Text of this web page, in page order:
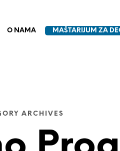
O NAMA MAŠTARIJUM ZA
ARCHIVES